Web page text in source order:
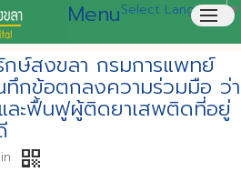
menu
MenuSelect Language▼
ษ์สงขลา กรมการแพทย์
ทึกข้อตกลงความร่วมมือ ว่า
ละฟื้นฟูผู้ติดยาเสพติดที่อยู่
qr_code